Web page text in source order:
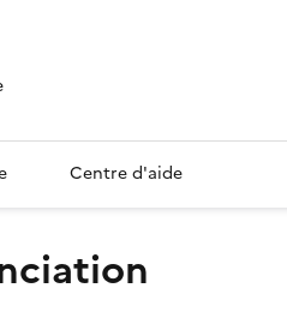
Centre d'aide